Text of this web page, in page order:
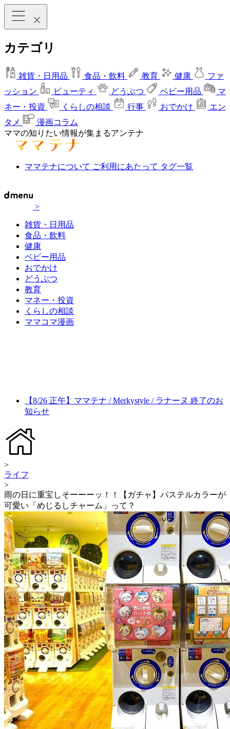
カテゴリ
雑貨・日用品 食品・飲料 教育 健康
ファ
ッション
ビューティ どうぶつ ベビー用品
マ
ネー・投資
くらしの相談 行事 おでかけ
エン
タメ
漫画コラム
ママの知りたい情報が集まるアンテナ
ママテナについて ご利用にあたって タグ一覧
>
雑貨・日用品
食品・飲料
健康
ベビー用品
おでかけ
どうぶつ
教育
マネー・投資
くらしの相談
ママコマ漫画
【8/26 正午】ママテナ / Merkystyle / ラナーヌ 終了のお
知らせ
>
ライフ
>
雨の日に重宝しそーーーッ！！【ガチャ】パステルカラーが
可愛い「めじるしチャーム」って？